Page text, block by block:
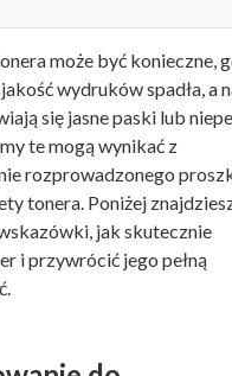
może być konieczne,
wydruków spadła, a
się jasne paski lub
te mogą wynikać z
rozprowadzonego
tonera. Poniżej
jak skutecznie
i przywrócić jego pełną